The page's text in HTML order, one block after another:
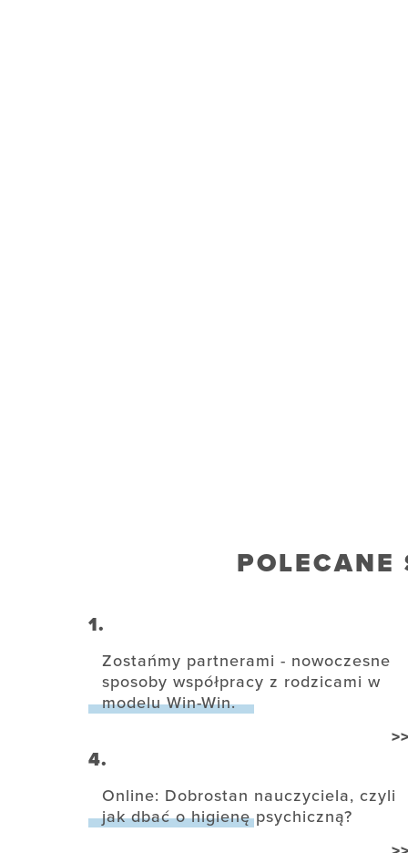
POLECANE
1.
Zostańmy partnerami - nowoczesne
sposoby współpracy z rodzicami w
modelu Win-Win.
4.
Online: Dobrostan nauczyciela, czyli
jak dbać o higienę psychiczną?